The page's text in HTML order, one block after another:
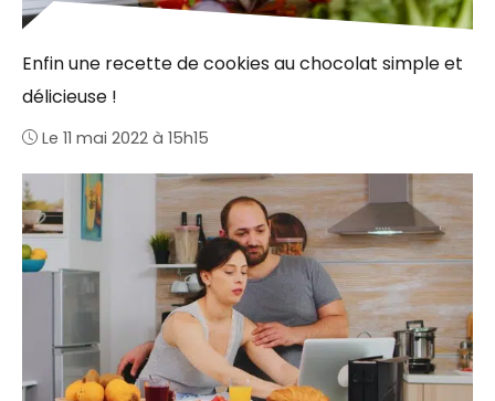
Enfin une recette de cookies au chocolat simple et
délicieuse !
Le 11 mai 2022 à 15h15